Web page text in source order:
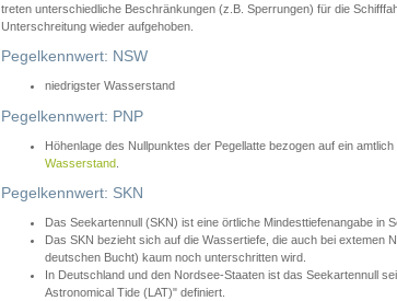
treten unterschiedliche Beschränkungen (z.B. Sperrungen) für die
Unterschreitung wieder aufgehoben.
Pegelkennwert: NSW
niedrigster Wasserstand
Pegelkennwert: PNP
Höhenlage des Nullpunktes der Pegellatte bezogen auf ein amtlich
Wasserstand
Pegelkennwert: SKN
Das Seekartennull (SKN) ist eine örtliche Mindesttiefenangabe in
Das SKN bezieht sich auf die Wassertiefe, die auch bei extemen
deutschen Bucht) kaum noch unterschritten wird.
In Deutschland und den Nordsee-Staaten ist das Seekartennull
Astronomical Tide (LAT)" definiert.